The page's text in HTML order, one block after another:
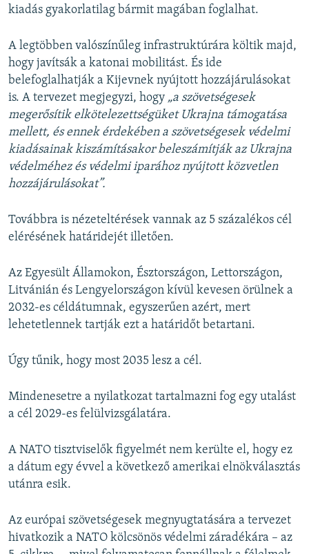
kiadás gyakorlatilag bármit magában foglalhat.
A legtöbben valószínűleg infrastruktúrára költik majd,
hogy javítsák a katonai mobilitást. És ide
belefoglalhatják a Kijevnek nyújtott hozzájárulásokat
is. A tervezet megjegyzi, hogy „a szövetségesek
megerősítik elkötelezettségüket Ukrajna támogatása
mellett, és ennek érdekében a szövetségesek védelmi
kiadásainak kiszámításakor beleszámítják az Ukrajna
védelméhez és védelmi iparához nyújtott közvetlen
hozzájárulásokat”.
Továbbra is nézeteltérések vannak az 5 százalékos cél
elérésének határidejét illetően.
Az Egyesült Államokon, Észtországon, Lettországon,
Litvánián és Lengyelországon kívül kevesen örülnek a
2032-es céldátumnak, egyszerűen azért, mert
lehetetlennek tartják ezt a határidőt betartani.
Úgy tűnik, hogy most 2035 lesz a cél.
Mindenesetre a nyilatkozat tartalmazni fog egy utalást
a cél 2029-es felülvizsgálatára.
A NATO tisztviselők figyelmét nem kerülte el, hogy ez
a dátum egy évvel a következő amerikai elnökválasztás
utánra esik.
Az európai szövetségesek megnyugtatására a tervezet
hivatkozik a NATO kölcsönös védelmi záradékára – az